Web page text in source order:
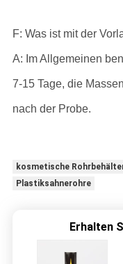
F: Was ist mit der
A: Im Allgemeinen
7-15 Tage, die
nach der Probe.
kosmetische
Plastiksahnerohre
Erhalten